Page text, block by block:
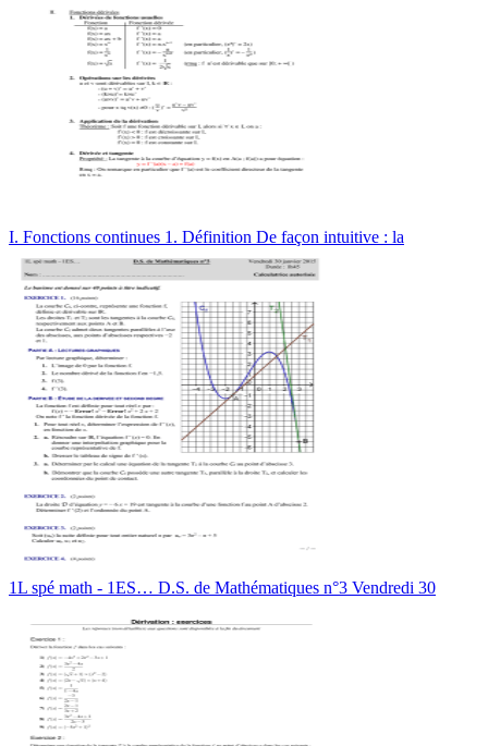
I. Fonctions continues 1. Définition De façon intuitive : la
1L spé math - 1ES… D.S. de Mathématiques n°3 Vendredi 30